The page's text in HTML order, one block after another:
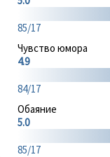
85/17
Чувство юмора
4.9
84/17
Обаяние
5.0
85/17